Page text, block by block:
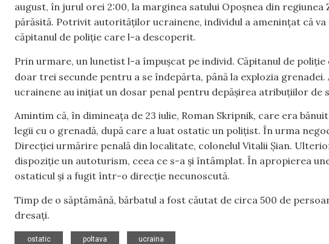
august, în jurul orei 2:00, la marginea satului Opoșnea din
părăsită. Potrivit autorităților ucrainene, individul a amenințat că
căpitanul de poliție care l-a descoperit.
Prin urmare, un lunetist l-a împușcat pe individ. Căpitanul de
doar trei secunde pentru a se îndepărta, până la explozia grenadei.
ucrainene au inițiat un dosar penal pentru depășirea atribuțiilor de
Amintim că, în dimineața de 23 iulie, Roman Skripnik, care era
legii cu o grenadă, după care a luat ostatic un polițist. În urma
Direcției urmărire penală din localitate, colonelul Vitalii Șian.
dispoziție un autoturism, ceea ce s-a și întâmplat. În apropierea
ostaticul și a fugit într-o direcție necunoscută.
Timp de o săptămână, bărbatul a fost căutat de circa 500 de
dresați.
ostatic
poltava
ucraina